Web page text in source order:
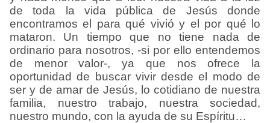
de toda la vida pública de Jesús donde
encontramos el para qué vivió y el por qué lo
mataron. Un tiempo que no tiene nada de
ordinario para nosotros, -si por ello entendemos
de menor valor-, ya que nos ofrece la
oportunidad de buscar vivir desde el modo de
ser y de amar de Jesús, lo cotidiano de nuestra
familia, nuestro trabajo, nuestra sociedad,
nuestro mundo, con la ayuda de su Espíritu…